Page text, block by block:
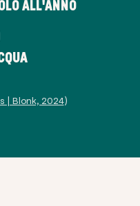
ALL'ANNO
| Blonk, 2024)